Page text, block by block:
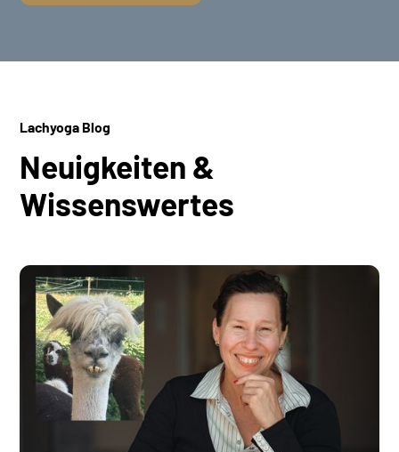
Lachyoga Blog
Neuigkeiten &
Wissenswertes